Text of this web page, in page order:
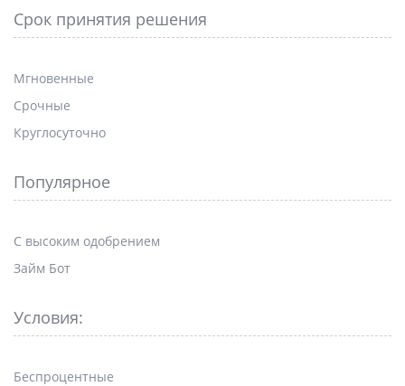
Срок принятия решения
Мгновенные
Срочные
Круглосуточно
Популярное
С высоким одобрением
Займ Бот
Условия:
Беспроцентные